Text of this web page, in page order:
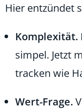
Hier entzündet
Komplexität.
simpel. Jetzt
tracken wie
Wert-Frage.